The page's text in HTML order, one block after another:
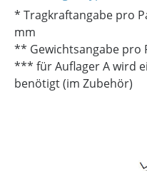
* Tragkraftangabe pro
mm
** Gewichtsangabe pro
*** für Auflager A wird
benötigt (im Zubehör)